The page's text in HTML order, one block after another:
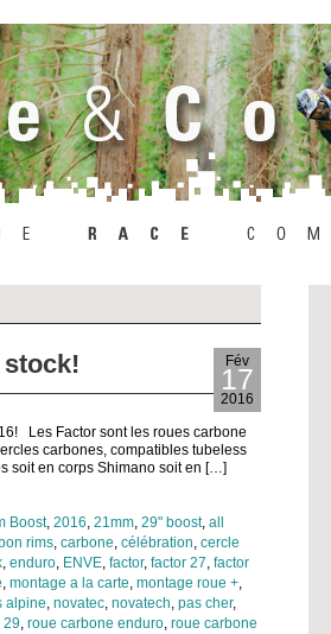
Fév
17
2016
stock!
Les Factor sont les roues carbone
carbones, compatibles tubeless
soit en corps Shimano soit en […]
Boost, 2016, 21mm, 29" boost, all
rims, carbone, célébration, cercle
, enduro, ENVE, factor, factor 27, factor
, montage a la carte, montage roue +,
alpine, novatec, novatech, pas cher,
29, roue carbone enduro, roue carbone